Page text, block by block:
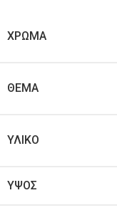
ΧΡΩΜΑ
ΘΕΜΑ
ΥΛΙΚΟ
ΥΨΟΣ